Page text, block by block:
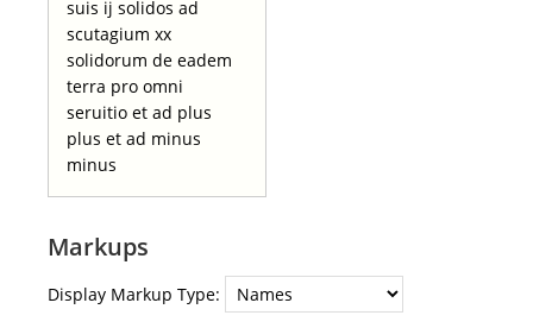
suis ij solidos ad
scutagium xx
solidorum de eadem
terra pro omni
seruitio et ad plus
plus et ad minus
minus
Markups
Display Markup Type: